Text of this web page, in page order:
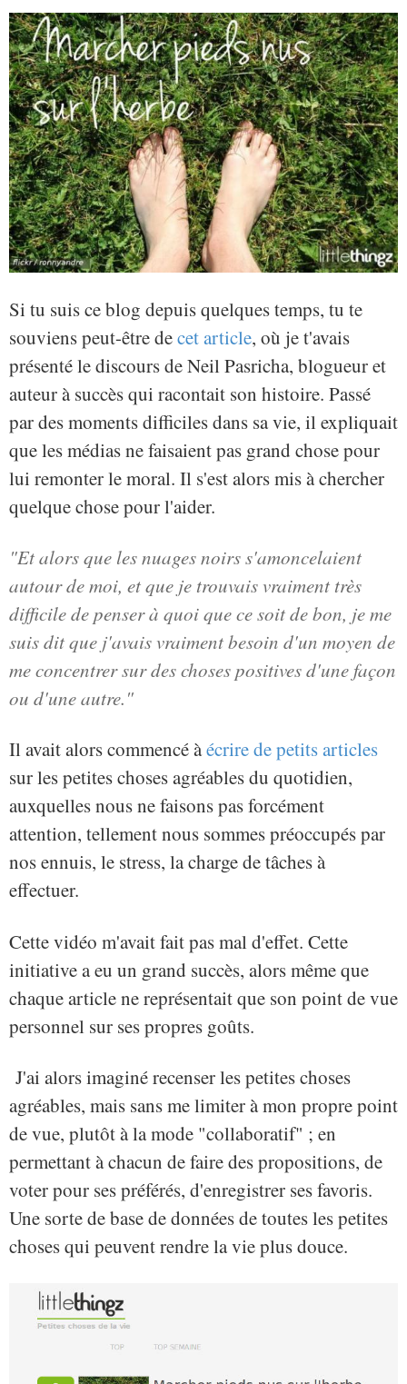
Si tu suis ce blog depuis quelques temps, tu te
souviens peut-être decet article, où je t'avais
présenté le discours de Neil Pasricha, blogueur et
auteur à succès qui racontait son histoire. Passé
par des moments difficiles dans sa vie, il expliquait
que les médias ne faisaient pas grand chose pour
lui remonter le moral. Il s'est alors mis à chercher
quelque chose pour l'aider.
"Et alors que les nuages noirs s'amoncelaient
autour de moi, et que je trouvais vraiment très
difficile de penser à quoi que ce soit de bon, je me
suis dit que j'avais vraiment besoin d'un moyen de
me concentrer sur des choses positives d'une façon
ou d'une autre."
Il avait alors commencé àécrire de petits articles
sur les petites choses agréables du quotidien,
auxquelles nous ne faisons pas forcément
attention, tellement nous sommes préoccupés par
nos ennuis, le stress, la charge de tâches à
effectuer.
Cette vidéo m'avait fait pas mal d'effet. Cette
initiative a eu un grand succès, alors même que
chaque article ne représentait que son point de vue
personnel sur ses propres goûts.
J'ai alors imaginé recenser les petites choses
agréables, mais sans me limiter à mon propre point
de vue, plutôt à la mode "collaboratif" ; en
permettant à chacun de faire des propositions, de
voter pour ses préférés, d'enregistrer ses favoris.
Une sorte de base de données de toutes les petites
choses qui peuvent rendre la vie plus douce.